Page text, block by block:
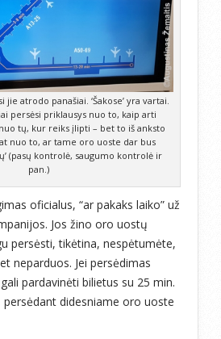
jie atrodo panašiai. ‘Šakose’ yra vartai.
persėsi priklausys nuo to, kaip arti
tų, kur reiks įlipti – bet to iš anksto
nuo to, ar tame oro uoste dar bus
(pasų kontrolė, saugumo kontrolė ir
pan.)
oficialus, “ar pakaks laiko” už
Jos žino oro uostų
persėsti, tikėtina, nespėtumėte,
neparduos. Jei persėdimas
pardavinėti bilietus su 25 min.
didesniame oro uoste